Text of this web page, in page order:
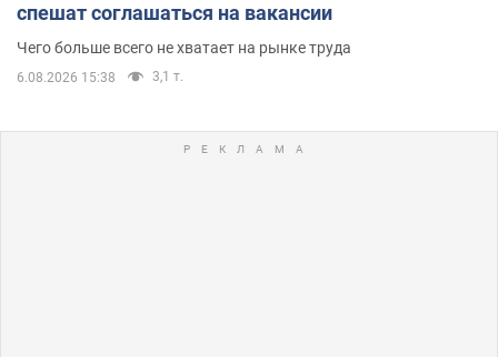
спешат соглашаться на вакансии
Чего больше всего не хватает на рынке труда
6.08.2026 15:38 3,1 т.